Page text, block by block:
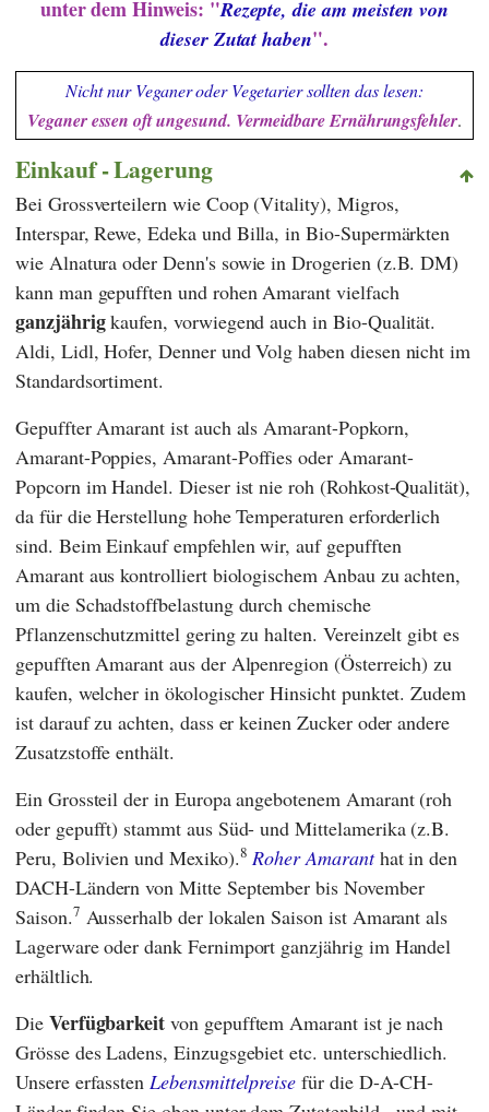
unter dem Hinweis: "Rezepte, die am meisten von
dieser Zutat haben".
Nicht nur Veganer oder Vegetarier sollten das lesen:
Veganer essen oft ungesund. Vermeidbare Ernährungsfehler.
Einkauf - Lagerung
Bei Grossverteilern wie Coop(Vitality), Migros,
Interspar,Rewe,Edeka und Billa, in Bio-Supermärkten
wie Alnatura oderDenn'ssowie in Drogerien (z.B.DM)
kann man gepufften und rohen Amarant vielfach
ganzjährigkaufen, vorwiegend auch in Bio-Qualität.
Aldi, Lidl,Hofer,DennerundVolghaben diesen nicht im
Standardsortiment.
Gepuffter Amarant ist auch als Amarant-Popkorn,
Amarant-Poppies, Amarant-Poffies oder Amarant-
Popcorn im Handel. Dieser ist nie roh (Rohkost-Qualität),
da für die Herstellung hohe Temperaturen erforderlich
sind. Beim Einkauf empfehlen wir, auf gepufften
Amarant aus kontrolliert biologischem Anbau zu achten,
um die Schadstoffbelastung durch chemische
Pflanzenschutzmittel gering zu halten. Vereinzelt gibt es
gepufften Amarant aus der Alpenregion (Österreich) zu
kaufen, welcher in ökologischer Hinsicht punktet. Zudem
ist darauf zu achten, dass er keinen Zucker oder andere
Zusatzstoffe enthält.
Ein Grossteil der in Europa angebotenem Amarant (roh
oder gepufft) stammt aus Süd- und Mittelamerika (z.B.
Peru, Bolivien und Mexiko).8 Roher Amaranthat in den
DACH-Ländern von Mitte September bis November
Saison.7 Ausserhalb der lokalen Saison ist Amarant als
Lagerware oder dank Fernimport ganzjährig im Handel
erhältlich.
Die Verfügbarkeit von gepufftem Amarant ist je nach
Grösse des Ladens, Einzugsgebiet etc. unterschiedlich.
Unsere erfasstenLebensmittelpreise für die D-A-CH-